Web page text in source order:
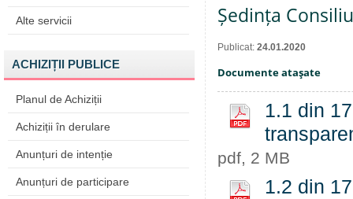
Alte servicii
ACHIZIȚII PUBLICE
Planul de Achiziții
Achiziții în derulare
Anunțuri de intenție
Anunțuri de participare
Ședința
Publicat: 24.01.2020
Documente ataşate
1.1 din
pdf, 2 MB
1.2 din